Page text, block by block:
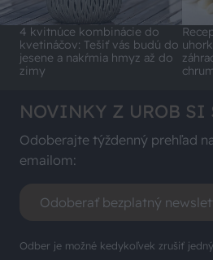
4 kvitnúce kombinácie do
kvetináčov: Tešiť vás budú do
jesene a nakŕmia hmyz až do
zimy
NOVINKY Z UROB SI
Odoberajte týždenný prehľad
emailom:
Odoberať bezplatný
Odber je možné kedykoľvek zrušiť